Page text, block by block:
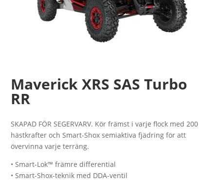
Maverick XRS SAS Turbo
RR
SKAPAD FÖR SEGERVARV. Kör främst i varje flock med 200
hästkrafter och Smart-Shox semiaktiva fjädring för att
övervinna varje terräng.
• Smart-Lok™ främre differential
• Smart-Shox-teknik med DDA-ventil